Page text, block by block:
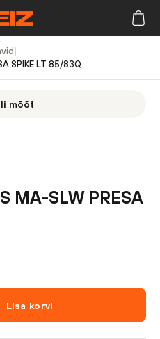
SPIKE LT 85/83Q
mõõt
MA-SLW PRESA
Lisa korvi